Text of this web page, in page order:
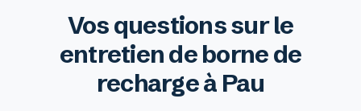
Vos questions sur le
entretien de borne de
recharge à Pau